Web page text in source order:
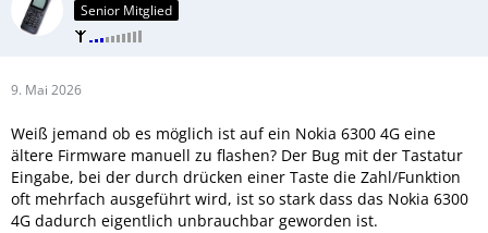
Senior Mitglied
9. Mai 2026
Weiß jemand ob es möglich ist auf ein Nokia 6300 4G eine
ältere Firmware manuell zu flashen? Der Bug mit der Tastatur
Eingabe, bei der durch drücken einer Taste die Zahl/Funktion
oft mehrfach ausgeführt wird, ist so stark dass das Nokia 6300
4G dadurch eigentlich unbrauchbar geworden ist.